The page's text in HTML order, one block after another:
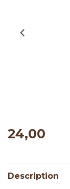
24,00
Description